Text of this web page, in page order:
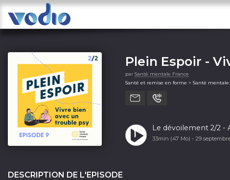
Plein Espoir -
par Santé mentale France
Santé et remise en forme > Santé mentale
Le dévoilement 2/2 -
33min (47 Mo) - 29
DESCRIPTION DE L'EPISODE